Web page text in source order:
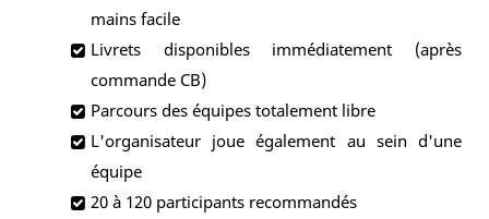
mains facile
Livrets disponibles immédiatement (après
commande CB)
Parcours des équipes totalement libre
L'organisateur joue également au sein d'une
équipe
20 à 120 participants recommandés